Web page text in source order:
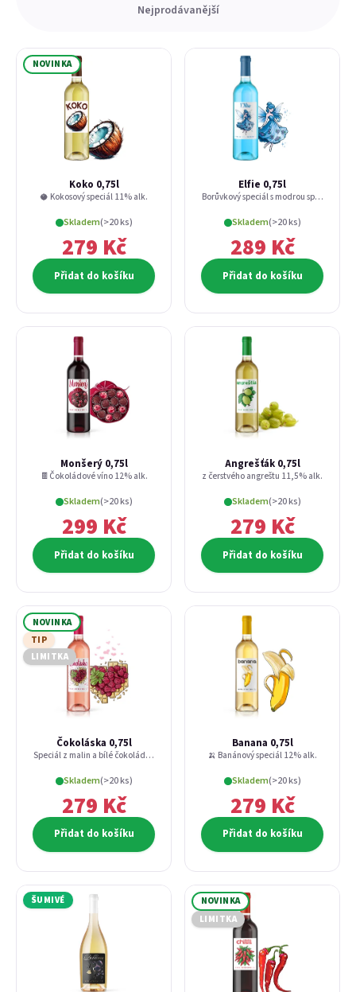
E-mail
Nejprodávanější
NOVINKA
Koko 0,75l
🥥 Kokosový speciál 11% alk.
Skladem(>20 ks)
279 Kč
Přidat do košíku
Elfie 0,75l
Borůvkový speciál s modrou spirulinou
Skladem(>20 ks)
289 Kč
Přidat do košíku
Monšerý 0,75l
🍫Čokoládové víno 12% alk.
Skladem(>20 ks)
299 Kč
Přidat do košíku
Angrešťák 0,75l
z čerstvého angreštu 11,5% alk.
Skladem(>20 ks)
279 Kč
Přidat do košíku
NOVINKA
TIP
LIMITKA
Čokoláska 0,75l
Speciál z malin a bílé čokolády 11,5% alk.
Skladem(>20 ks)
279 Kč
Přidat do košíku
Banana 0,75l
🍌 Banánový speciál 12% alk.
Skladem(>20 ks)
279 Kč
Přidat do košíku
ŠUMIVÉ
NOVINKA
LIMITKA